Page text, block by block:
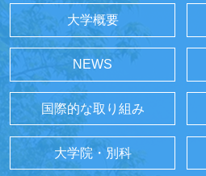
大学概要
NEWS
国際的な取り組み
大学院・別科